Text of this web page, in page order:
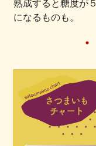
熟成すると糖度が
になるものも。